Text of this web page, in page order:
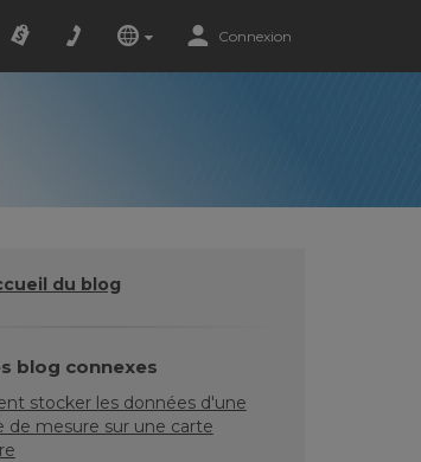
Connexion
du blog
blog connexes
stocker les données d'une
de mesure sur une carte